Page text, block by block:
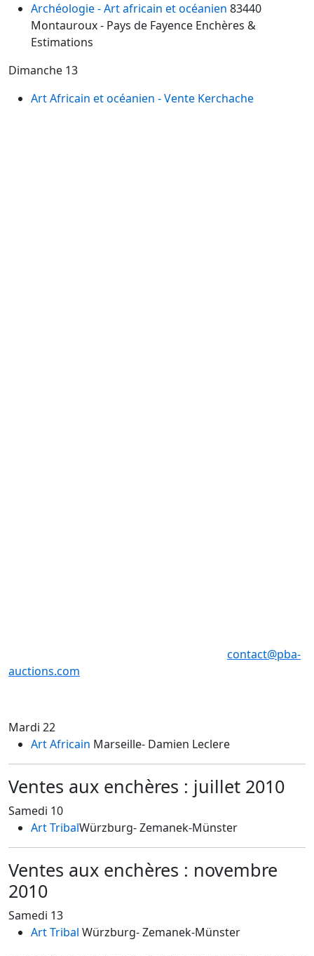
Archéologie - Art africain et océanien 83440
Montauroux- Pays de Fayence Enchères &
Estimations
Dimanche 13
Art Africain et océanien - Vente Kerchache
contact@pba-
auctions.com
Mardi 22
Art Africain Marseille- Damien Leclere
Ventes aux enchères : juillet 2010
Samedi 10
Art TribalWürzburg- Zemanek-Münster
Ventes aux enchères : novembre
2010
Samedi 13
Art Tribal Würzburg- Zemanek-Münster